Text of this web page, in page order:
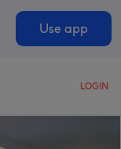
Use app
LOGIN